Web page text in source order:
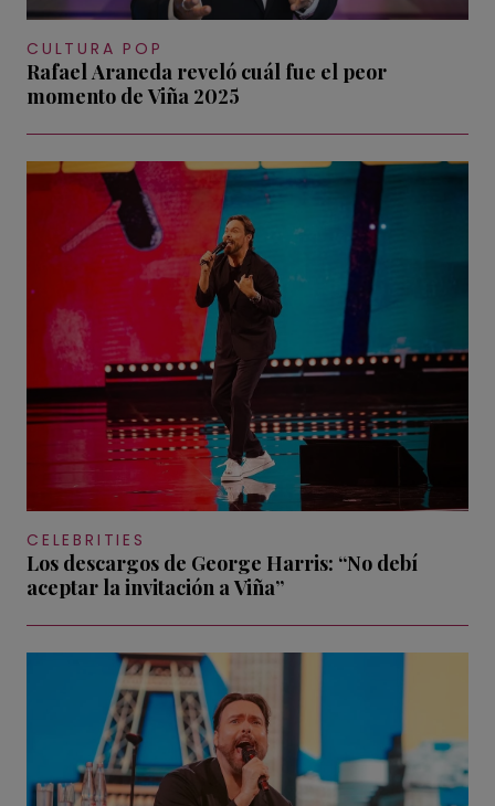
CULTURA POP
Rafael Araneda reveló cuál fue el peor
momento de Viña 2025
CELEBRITIES
Los descargos de George Harris: “No debí
aceptar la invitación a Viña”